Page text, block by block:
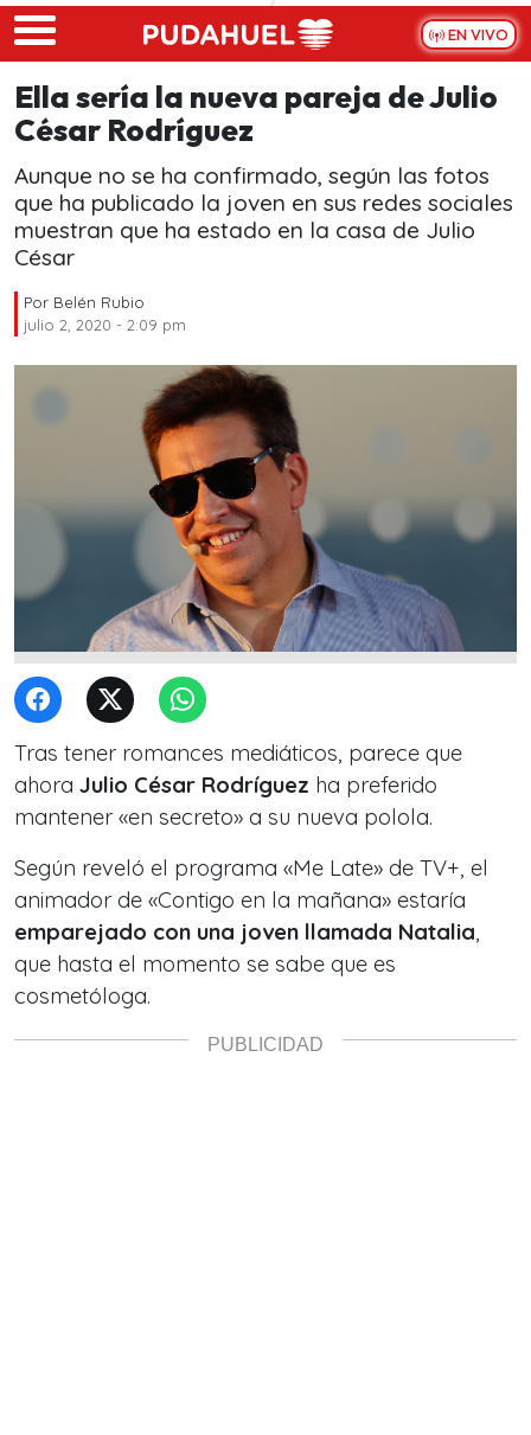
Skip to main content
EN VIVO
Ella sería la nueva pareja de Julio
César Rodríguez
Aunque no se ha confirmado, según las fotos
que ha publicado la joven en sus redes sociales
muestran que ha estado en la casa de Julio
César
Por Belén Rubio
julio 2, 2020 - 2:09 pm
Tras tener romances mediáticos, parece que
ahora Julio César Rodríguez ha preferido
mantener «en secreto» a su nueva polola.
Según reveló el programa «Me Late» de TV+, el
animador de «Contigo en la mañana» estaría
emparejado con una joven llamada Natalia,
que hasta el momento se sabe que es
cosmetóloga.